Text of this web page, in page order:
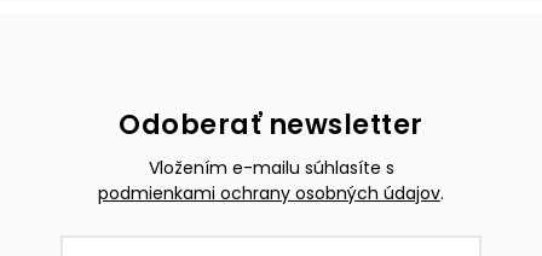
Odoberať newsletter
Vložením e-mailu súhlasíte s
podmienkami ochrany osobných údajov.